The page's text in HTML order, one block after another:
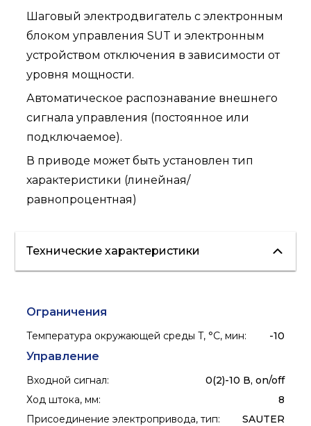
Шаговый электродвигатель с электронным
блоком управления SUT и электронным
устройством отключения в зависимости от
уровня мощности.
Автоматическое распознавание внешнего
сигнала управления (постоянное или
подключаемое).
В приводе может быть установлен тип
характеристики (линейная/
равнопроцентная)
Технические характеристики
Ограничения
Температура окружающей среды T, °C, мин: -10
Управление
Входной сигнал:
0(2)-10 В, on/off
Ход штока, мм:
8
Присоединение электропривода, тип:
SAUTER